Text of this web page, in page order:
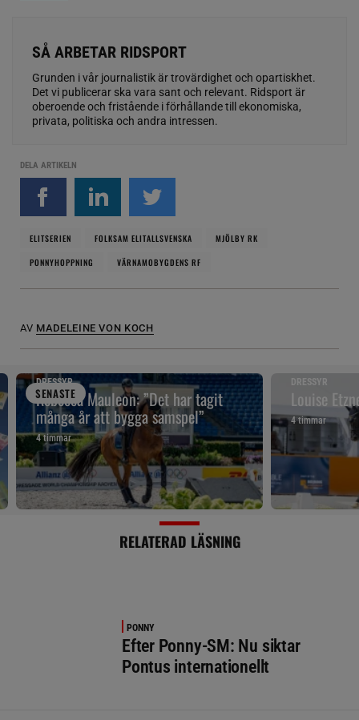
SÅ ARBETAR RIDSPORT
Grunden i vår journalistik är trovärdighet och opartiskhet.
Det vi publicerar ska vara sant och relevant. Ridsport är
oberoende och fristående i förhållande till ekonomiska,
privata, politiska och andra intressen.
DELA ARTIKELN
ELITSERIEN FOLKSAM ELITALLSVENSKA
MJÖLBY RK
PONNYHOPPNING
VÄRNAMOBYGDENS RF
AV MADELEINE VON KOCH
SENASTE
DRESSYR
Rebecca Mauleon: ”Det har tagit
många år att bygga samspel”
4 timmar
DRESSYR
Louise
4 timmar
RELATERAD LÄSNING
PONNY
Efter Ponny-SM: Nu siktar
Pontus internationellt